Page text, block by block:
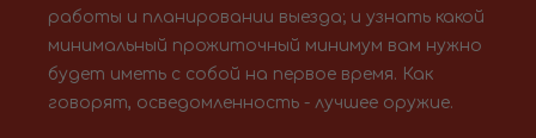
работы и планировании выезда; и узнать какой
минимальный прожиточный минимум вам нужно
будет иметь с собой на первое время. Как
говорят, осведомленность - лучшее оружие.